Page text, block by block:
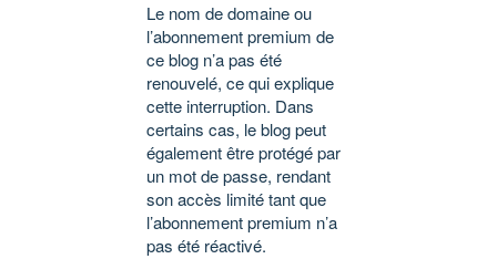
Le nom de domaine ou
l’abonnement premium de
ce blog n’a pas été
renouvelé, ce qui explique
cette interruption. Dans
certains cas, le blog peut
également être protégé par
un mot de passe, rendant
son accès limité tant que
l’abonnement premium n’a
pas été réactivé.